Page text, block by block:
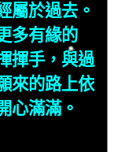
屬於過去。
多有緣的
揮手，與過
來的路上依
心滿滿。